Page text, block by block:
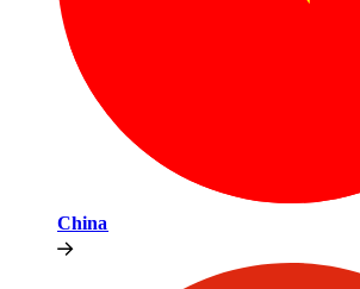
China​​